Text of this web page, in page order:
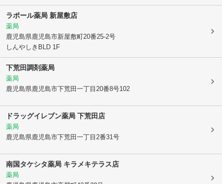
ラポール薬局 新屋敷店
薬局
鹿児島県鹿児島市新屋敷町20番25-2号
しんやしきBLD 1F
下荒田調剤薬局
薬局
鹿児島県鹿児島市下荒田一丁目20番8号102
ドラッグイレブン薬局 下荒田店
薬局
鹿児島県鹿児島市下荒田一丁目2番31号
南国タケシタ薬局 キラメキテラス店
薬局